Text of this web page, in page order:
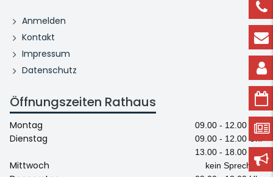
Anmelden
Kontakt
Impressum
Datenschutz
Öffnungszeiten Rathaus
Montag 09.00 - 12.00 Uhr
Dienstag
09.00 - 12.00 Uhr
13.00 - 18.00 Uhr
Mittwoch kein Sprechtag